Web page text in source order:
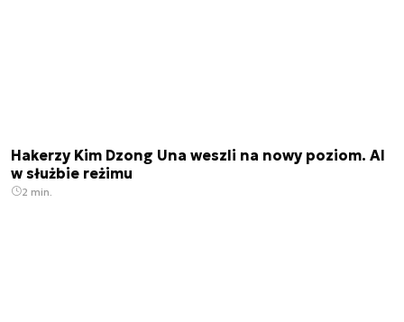
Hakerzy Kim Dzong Una weszli na nowy poziom. AI
w służbie reżimu
2 min.